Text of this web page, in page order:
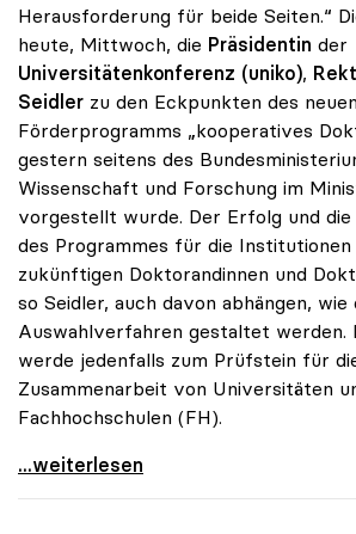
Herausforderung für beide Seiten.“
heute, Mittwoch, die Präsidentin der
Universitätenkonferenz (uniko),
Seidler zu den Eckpunkten des neuen
Förderprogramms „kooperatives
gestern seitens des
Wissenschaft und Forschung im
vorgestellt wurde. Der Erfolg und
des Programmes für die Institutionen
zukünftigen Doktorandinnen und
so Seidler, auch davon abhängen, wie
Auswahlverfahren gestaltet werden.
werde jedenfalls zum Prüfstein für
Zusammenarbeit von Universitäten
Fachhochschulen (FH).
Seidler sieht kooperatives Doktorat
...weiterlesen